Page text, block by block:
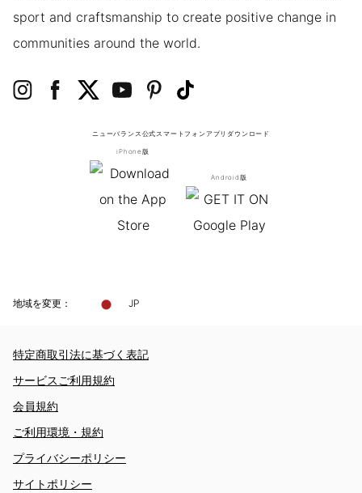
sport and craftsmanship to create positive change in
communities around the world.
ニューバランス公式スマートフォンアプリ ダウンロード
iPhone版
Android版
地域を変更： JP
特定商取引法に基づく表記
サービスご利用規約
会員規約
ご利用環境・規約
プライバシーポリシー
サイトポリシー